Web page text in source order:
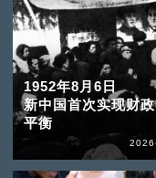
1952年8月6日
新中国首次实现财
平衡